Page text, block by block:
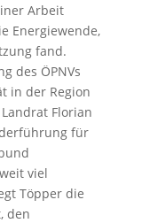
Arbeit
Energiewende,
fand.
des ÖPNVs
in der Region
Florian
für
viel
Töpper die
den